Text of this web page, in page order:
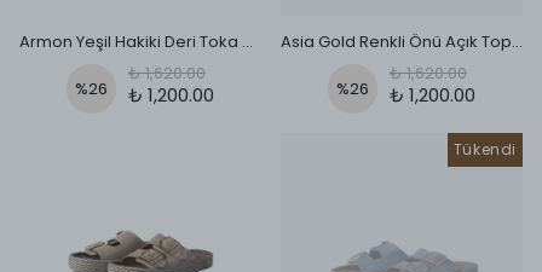
Armon Yeşil Hakiki Deri Toka Detaylı Terlik
%26
₺ 1,620.00
₺ 1,200.00
Asia Gold Renkli Önü Açık Topuklu Ayakkabı
%26
₺ 1,620.00
₺ 1,200.00
Tükendi